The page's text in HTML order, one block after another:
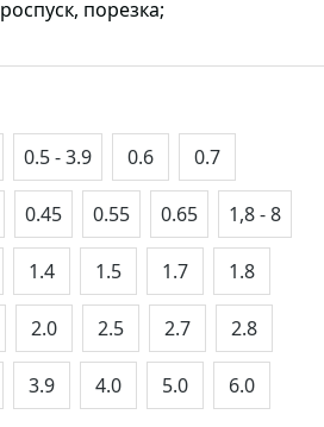
роспуск, порезка;
0.5 - 3.9 0.6 0.7
0.45 0.55 0.65 1,8 - 8
1.4 1.5 1.7 1.8
2.0 2.5 2.7 2.8
3.9 4.0 5.0 6.0